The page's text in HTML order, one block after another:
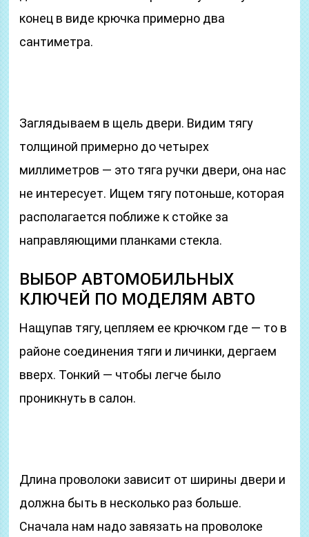
конец в виде крючка примерно два
сантиметра.
Заглядываем в щель двери. Видим тягу
толщиной примерно до четырех
миллиметров — это тяга ручки двери, она нас
не интересует. Ищем тягу потоньше, которая
располагается поближе к стойке за
направляющими планками стекла.
ВЫБОР АВТОМОБИЛЬНЫХ
КЛЮЧЕЙ ПО МОДЕЛЯМ АВТО
Нащупав тягу, цепляем ее крючком где — то в
районе соединения тяги и личинки, дергаем
вверх. Тонкий — чтобы легче было
проникнуть в салон.
Длина проволоки зависит от ширины двери и
должна быть в несколько раз больше.
Сначала нам надо завязать на проволоке